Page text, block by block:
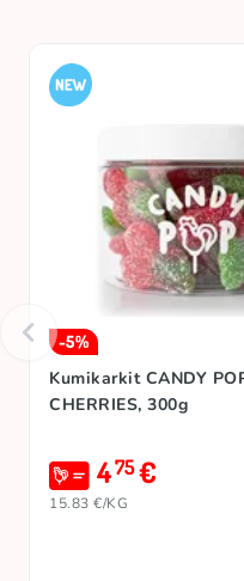
-5%
Kumikarkit CANDY
CHERRIES, 300g
475€
15.83 €/KG